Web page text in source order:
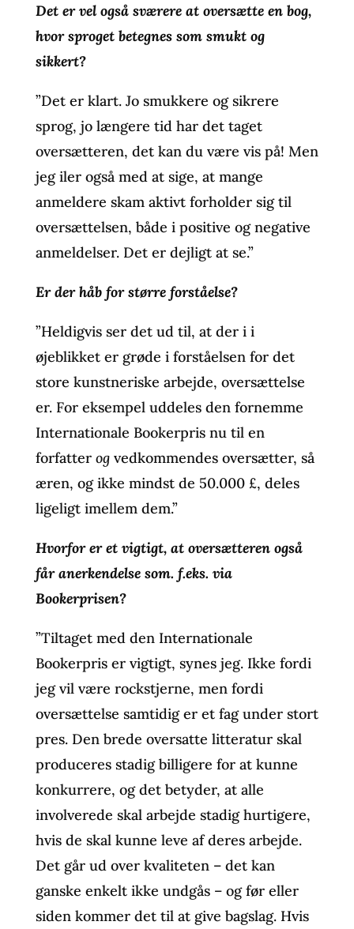
Det er vel også sværere at oversætte en bog,
hvor sproget betegnes som smukt og
sikkert?
”Det er klart. Jo smukkere og sikrere
sprog, jo længere tid har det taget
oversætteren, det kan du være vis på! Men
jeg iler også med at sige, at mange
anmeldere skam aktivt forholder sig til
oversættelsen, både i positive og negative
anmeldelser. Det er dejligt at se.”
Er der håb for større forståelse?
”Heldigvis ser det ud til, at der i i
øjeblikket er grøde i forståelsen for det
store kunstneriske arbejde, oversættelse
er. For eksempel uddeles den fornemme
Internationale Bookerpris nu til en
forfatter ogvedkommendes oversætter, så
æren, og ikke mindst de 50.000 £, deles
ligeligt imellem dem.”
Hvorfor er et vigtigt, at oversætteren også
får anerkendelse som. f.eks. via
Bookerprisen?
”Tiltaget med den Internationale
Bookerpris er vigtigt, synes jeg. Ikke fordi
jeg vil være rockstjerne, men fordi
oversættelse samtidig er et fag under stort
pres. Den brede oversatte litteratur skal
produceres stadig billigere for at kunne
konkurrere, og det betyder, at alle
involverede skal arbejde stadig hurtigere,
hvis de skal kunne leve af deres arbejde.
Det går ud over kvaliteten – det kan
ganske enkelt ikke undgås – og før eller
siden kommer det til at give bagslag. Hvis